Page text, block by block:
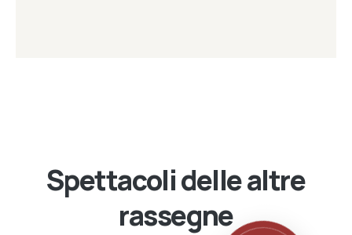
Spettacoli delle altre
rassegne